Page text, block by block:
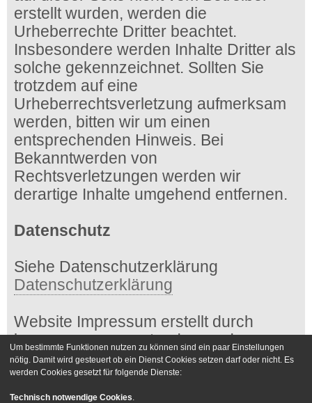
erstellt wurden, werden die
Urheberrechte Dritter beachtet.
Insbesondere werden Inhalte Dritter als
solche gekennzeichnet. Sollten Sie
trotzdem auf eine
Urheberrechtsverletzung aufmerksam
werden, bitten wir um einen
entsprechenden Hinweis. Bei
Bekanntwerden von
Rechtsverletzungen werden wir
derartige Inhalte umgehend entfernen.
Datenschutz
Siehe Datenschutzerklärung
Datenschutzerklärung
Website Impressum erstellt durch
impressum-generator.de von der
Kanzlei Hasselbach
Foren-Übersicht Kontakt
Um bestimmte Funktionen nutzen zu können sind ein paar Einstellungen
nötig. Damit wird gesteuert ob ein Dienst Cookies setzen darf oder nicht. Es
werden Cookies gesetzt für folgende Dienste:
Technisch notwendige Cookies.